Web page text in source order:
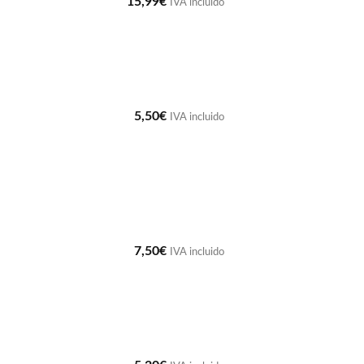
IVA incluido
5,50€ IVA incluido
7,50€ IVA incluido